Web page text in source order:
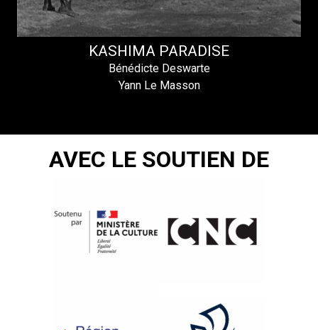
KASHIMA PARADISE
Bénédicte Deswarte
Yann Le Masson
AVEC LE SOUTIEN DE